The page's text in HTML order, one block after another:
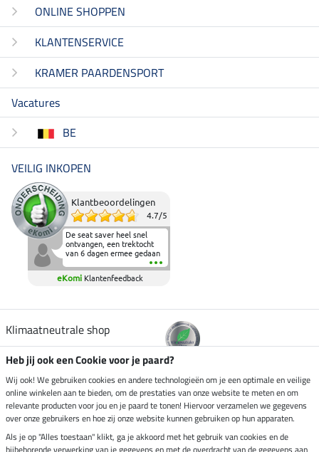
ONLINE SHOPPEN
KLANTENSERVICE
KRAMER PAARDENSPORT
Vacatures
BE
VEILIG INKOPEN
Klantbeoordelingen
4.7/5
De seat saver heel snel
ontvangen, een trektocht
van 6 dagen ermee gedaan
en deze heeft de beproeving
fantastisch doorstaan.
Heerlijk zacht om op te
elkaar in het zadel.
eKomi Klantenfeedback
Klimaatneutrale shop
Verzending per
Veilig betalen met
Heb jij ook een Cookie voor je paard?
Wij ook! We gebruiken cookies en andere technologieën om je een optimale en veilige
online winkelen aan te bieden, om de prestaties van onze website te meten en om
relevante producten voor jou en je paard te tonen! Hiervoor verzamelen we gegevens
over onze gebruikers en hoe zij onze website kunnen gebruiken op hun apparaten.
Als je op "Alles toestaan" klikt, ga je akkoord met het gebruik van cookies en de